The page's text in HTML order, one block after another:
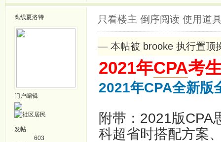
离线夏洛特
门户编辑
发帖
603
只看楼主 倒序阅读 使用道
— 本帖被 brooke 执行置顶
2021年CPA考
2021年CPA全新版
附带：2021版CPA
科超省时搭配方案